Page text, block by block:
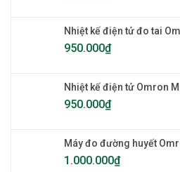
Nhiệt kế điện tử đo tai
950.000₫
Nhiệt kế điện tử Omron
950.000₫
Máy đo đường huyết
1.000.000₫